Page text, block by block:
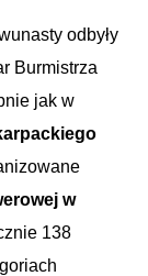
odbyły
Burmistrza
jak w
w
138